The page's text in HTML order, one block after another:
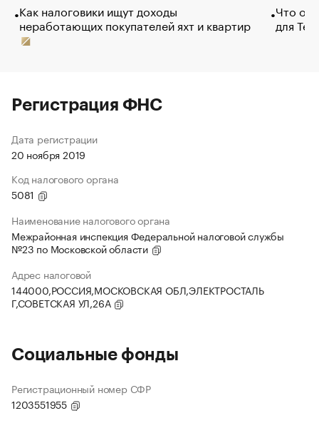
Как налоговики ищут доходы
неработающих покупателей яхт и квартир
Что
для
Регистрация ФНС
Дата регистрации
20 ноября 2019
Код налогового органа
5081
Наименование налогового органа
Межрайонная инспекция Федеральной налоговой службы
№23 по Московской области
Адрес налоговой
144000,РОССИЯ,МОСКОВСКАЯ ОБЛ,ЭЛЕКТРОСТАЛЬ
Г,СОВЕТСКАЯ УЛ,26А
Социальные фонды
Регистрационный номер СФР
1203551955